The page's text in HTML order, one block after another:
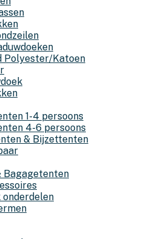
Polyester/Katoen
1-4 persoons
4-6 persoons
& Bijzettenten
Bagagetenten